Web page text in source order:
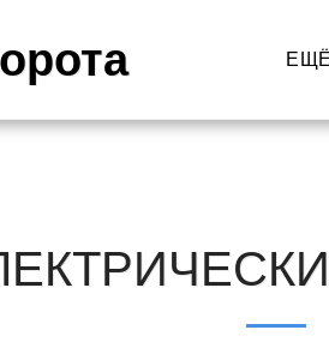
ЕЩЁ